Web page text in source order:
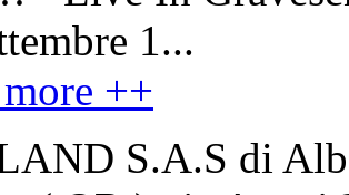
++
S.A.S di